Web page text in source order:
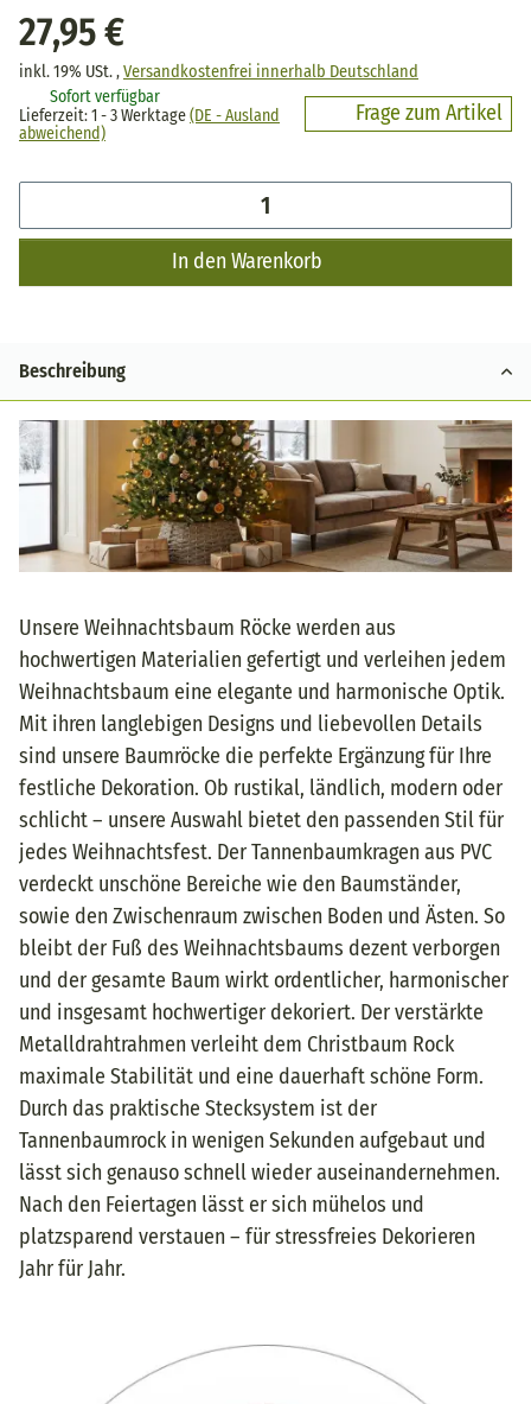
27,95 €
inkl. 19% USt. ,Versandkostenfrei innerhalb Deutschland
Sofort verfügbar
Lieferzeit:1 - 3 Werktage(DE - Ausland
abweichend)
Frage zum Artikel
In den Warenkorb
Beschreibung
Unsere Weihnachtsbaum Röcke werden aus
hochwertigen Materialien gefertigt und verleihen jedem
Weihnachtsbaum eine elegante und harmonische Optik.
Mit ihren langlebigen Designs und liebevollen Details
sind unsere Baumröcke die perfekte Ergänzung für Ihre
festliche Dekoration. Ob rustikal, ländlich, modern oder
schlicht – unsere Auswahl bietet den passenden Stil für
jedes Weihnachtsfest. Der Tannenbaumkragen aus PVC
verdeckt unschöne Bereiche wie den Baumständer,
sowie den Zwischenraum zwischen Boden und Ästen. So
bleibt der Fuß des Weihnachtsbaums dezent verborgen
und der gesamte Baum wirkt ordentlicher, harmonischer
und insgesamt hochwertiger dekoriert. Der verstärkte
Metalldrahtrahmen verleiht dem Christbaum Rock
maximale Stabilität und eine dauerhaft schöne Form.
Durch das praktische Stecksystem ist der
Tannenbaumrock in wenigen Sekunden aufgebaut und
lässt sich genauso schnell wieder auseinandernehmen.
Nach den Feiertagen lässt er sich mühelos und
platzsparend verstauen – für stressfreies Dekorieren
Jahr für Jahr.